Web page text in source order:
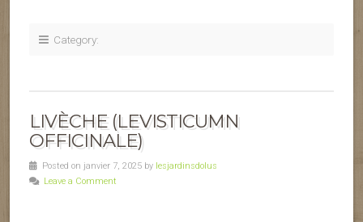
Category:
LIVÈCHE (LEVISTICUMN
OFFICINALE)
Posted on janvier 7, 2025 by lesjardinsdolus
Leave a Comment